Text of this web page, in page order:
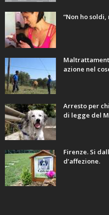
“Non ho
azione nel
Arresto per
di legge del
Firenze. Si
d’affezione.